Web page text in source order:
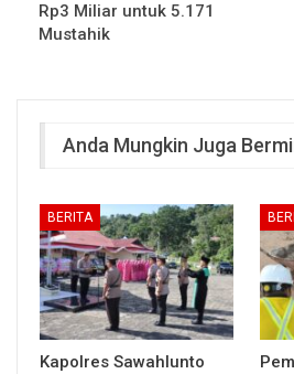
Rp3 Miliar untuk 5.171
Mustahik
Anda Mungkin Juga
BERITA
Kapolres Sawahlunto